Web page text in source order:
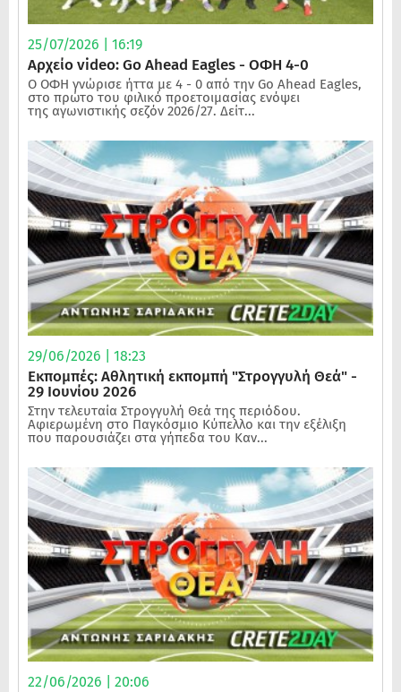
25/07/2026 | 16:19
Αρχείο video: Go Ahead Eagles - ΟΦΗ 4-0
Ο ΟΦΗ γνώρισε ήττα με 4 - 0 από την Go Ahead Eagles,
στο πρώτο του φιλικό προετοιμασίας ενόψει
της αγωνιστικής σεζόν 2026/27. Δείτ...
29/06/2026 | 18:23
Εκπομπές: Αθλητική εκπομπή "Στρογγυλή Θεά" -
29 Ιουνίου 2026
Στην τελευταία Στρογγυλή Θεά της περιόδου.
Αφιερωμένη στο Παγκόσμιο Κύπελλο και την εξέλιξη
που παρουσιάζει στα γήπεδα του Καν...
22/06/2026 | 20:06